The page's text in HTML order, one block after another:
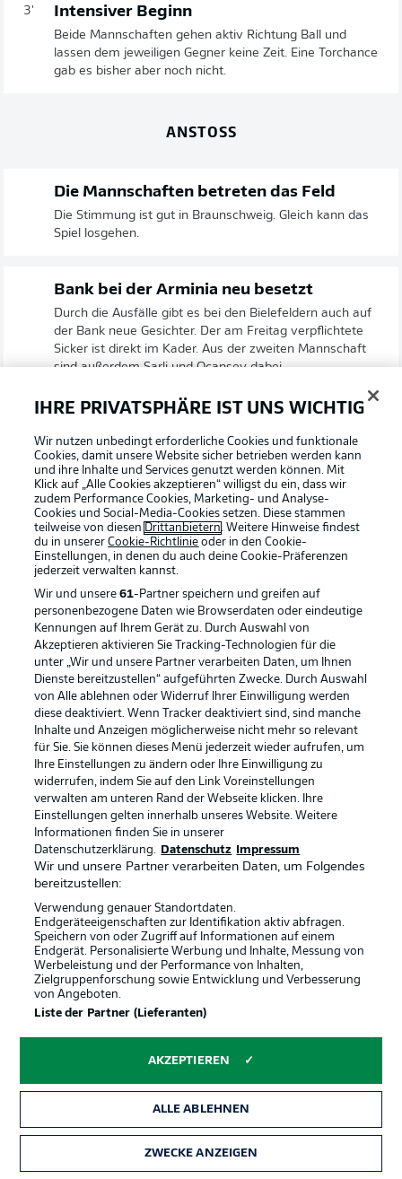
3' Intensiver Beginn
Beide Mannschaften gehen aktiv Richtung Ball und
lassen dem jeweiligen Gegner keine Zeit. Eine Torchance
gab es bisher aber noch nicht.
ANSTOSS
Die Mannschaften betreten das Feld
Die Stimmung ist gut in Braunschweig. Gleich kann das
Spiel losgehen.
Bank bei der Arminia neu besetzt
Durch die Ausfälle gibt es bei den Bielefeldern auch auf
der Bank neue Gesichter. Der am Freitag verpflichtete
Sicker ist direkt im Kader. Aus der zweiten Mannschaft
sind außerdem Sarli und Ocansey dabei.
Fünf Wechsel gibt es hingegen bei der Arminia. Lannert
ist gesperrt. Sarenren Bazee und Handwerker fallen
ebenfalls aus. Schreck und Ersatztorhüter Oppermann
sind auf der Bank. Neu in der Startelf ist unter anderem
Stammtorhüter Kersken. Ebenfalls neu dabei sind der
gerade verpflichtete Wörl, Boakye, Kania und Hagmann.
Braunschweig mit einer Änderung
Im Vergleich zum Pokalspiel gegen Stuttgart muss
Backhaus die Mannschaft auf einer Position verändern.
Breunig fehlt gesperrt. Der Verteidiger wird von Ehlers
ersetzt.
Startelf: DSC Arminia Bielefeld
Jonas Kersken
Felix Hagmann Maximilian Großer
Stefano Russo
Marius Wörl Julian Kania Joel Grodowski
IHRE PRIVATSPHÄRE IST UNS WICHTIG
Wir nutzen unbedingt erforderliche Cookies und funktionale
Cookies, damit unsere Website sicher betrieben werden kann
und ihre Inhalte und Services genutzt werden können. Mit
Klick auf „Alle Cookies akzeptieren“ willigst du ein, dass wir
zudem Performance Cookies, Marketing- und Analyse-
Cookies und Social-Media-Cookies setzen. Diese stammen
teilweise von diesen Drittanbietern. Weitere Hinweise findest
du in unsererCookie-Richtlinie oder in den Cookie-
Einstellungen, in denen du auch deine Cookie-Präferenzen
jederzeit verwalten kannst.
Wir und unsere61-Partner speichern und greifen auf
personenbezogene Daten wie Browserdaten oder eindeutige
Kennungen auf Ihrem Gerät zu. Durch Auswahl von
Akzeptieren aktivieren Sie Tracking-Technologien für die
unter „Wir und unsere Partner verarbeiten Daten, um Ihnen
Dienste bereitzustellen“ aufgeführten Zwecke. Durch Auswahl
von Alle ablehnen oder Widerruf Ihrer Einwilligung werden
diese deaktiviert. Wenn Tracker deaktiviert sind, sind manche
Inhalte und Anzeigen möglicherweise nicht mehr so relevant
für Sie. Sie können dieses Menü jederzeit wieder aufrufen, um
Ihre Einstellungen zu ändern oder Ihre Einwilligung zu
widerrufen, indem Sie auf den Link Voreinstellungen
verwalten am unteren Rand der Webseite klicken. Ihre
Einstellungen gelten innerhalb unseres Website. Weitere
Informationen finden Sie in unserer
Datenschutzerklärung.
Datenschutz Impressum
Wir und unsere Partner verarbeiten Daten, um Folgendes
bereitzustellen:
Verwendung genauer Standortdaten.
Endgeräteeigenschaften zur Identifikation aktiv abfragen.
Speichern von oder Zugriff auf Informationen auf einem
Endgerät. Personalisierte Werbung und Inhalte, Messung von
Werbeleistung und der Performance von Inhalten,
Zielgruppenforschung sowie Entwicklung und Verbesserung
von Angeboten.
Liste der Partner (Lieferanten)
AKZEPTIEREN
ALLE ABLEHNEN
ZWECKE ANZEIGEN